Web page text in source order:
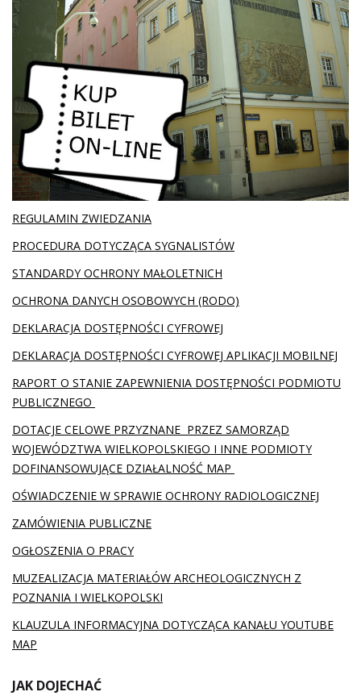
REGULAMIN ZWIEDZANIA
PROCEDURA DOTYCZĄCA SYGNALISTÓW
STANDARDY OCHRONY MAŁOLETNICH
OCHRONA DANYCH OSOBOWYCH (RODO)
DEKLARACJA DOSTĘPNOŚCI CYFROWEJ
DEKLARACJA DOSTĘPNOŚCI CYFROWEJ APLIKACJI MOBILNEJ
RAPORT O STANIE ZAPEWNIENIA DOSTĘPNOŚCI PODMIOTU
PUBLICZNEGO
DOTACJE CELOWE PRZYZNANE PRZEZ SAMORZĄD
WOJEWÓDZTWA WIELKOPOLSKIEGO I INNE PODMIOTY
DOFINANSOWUJĄCE DZIAŁALNOŚĆ MAP
OŚWIADCZENIE W SPRAWIE OCHRONY RADIOLOGICZNEJ
ZAMÓWIENIA PUBLICZNE
OGŁOSZENIA O PRACY
MUZEALIZACJA MATERIAŁÓW ARCHEOLOGICZNYCH Z
POZNANIA I WIELKOPOLSKI
KLAUZULA INFORMACYJNA DOTYCZĄCA KANAŁU YOUTUBE
MAP
JAK DOJECHAĆ